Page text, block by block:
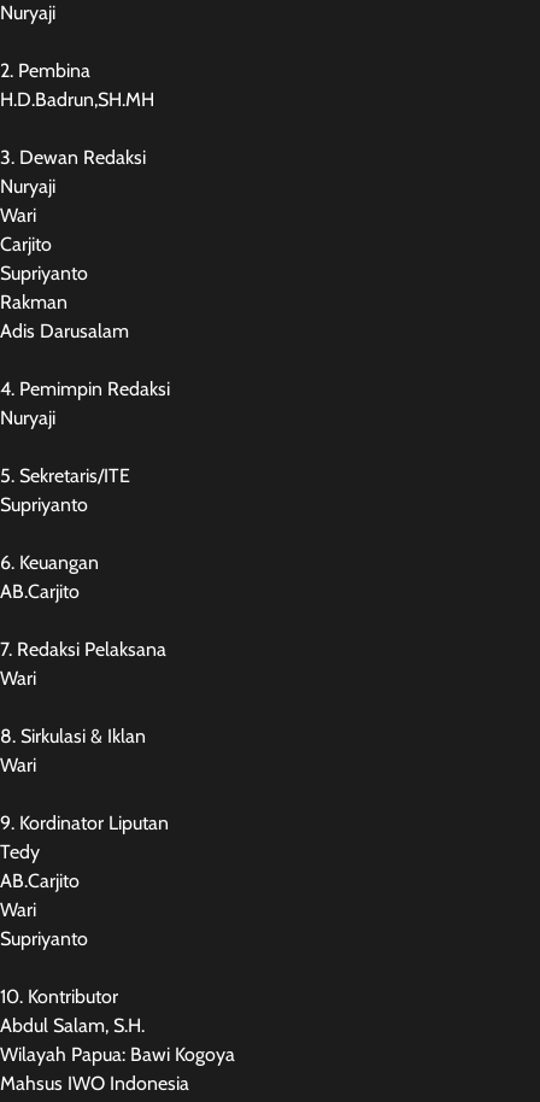
Nuryaji
2. Pembina
H.D.Badrun,SH.MH
3. Dewan Redaksi
Nuryaji
Wari
Carjito
Supriyanto
Rakman
Adis Darusalam
4. Pemimpin Redaksi
Nuryaji
5. Sekretaris/ITE
Supriyanto
6. Keuangan
AB.Carjito
7. Redaksi Pelaksana
Wari
8. Sirkulasi & Iklan
Wari
9. Kordinator Liputan
Tedy
AB.Carjito
Wari
Supriyanto
10. Kontributor
Abdul Salam, S.H.
Wilayah Papua: Bawi Kogoya
Mahsus IWO Indonesia